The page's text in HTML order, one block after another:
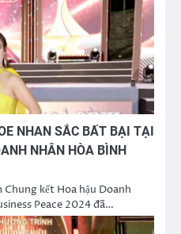
NHAN SẮC BẤT BẠI TẠI
NHÂN HÒA BÌNH
Chung kết Hoa hậu Doanh
Peace 2024 đã…